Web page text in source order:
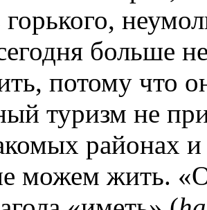
горького,
больше
потому что
туризм не
районах
можем жить.